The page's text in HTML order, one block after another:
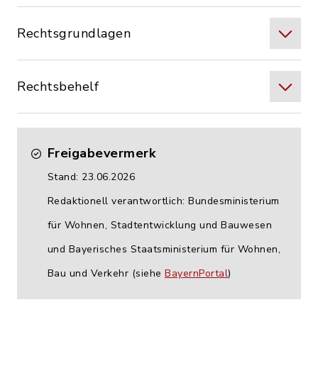
Rechtsgrundlagen
Rechtsbehelf
Freigabevermerk
Stand: 23.06.2026
Redaktionell verantwortlich: Bundesministerium
für Wohnen, Stadtentwicklung und Bauwesen
und Bayerisches Staatsministerium für Wohnen,
Bau und Verkehr (siehe BayernPortal)